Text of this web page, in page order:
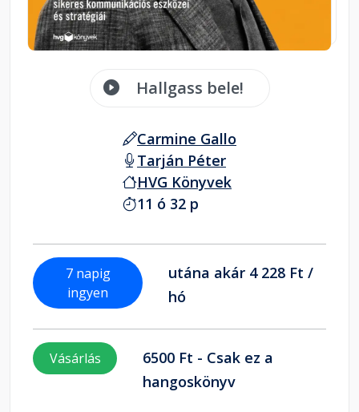
Hallgass bele!
Carmine Gallo
Tarján Péter
HVG Könyvek
11 ó 32 p
7 napig
ingyen
utána akár 4 228 Ft /
hó
Vásárlás
6500 Ft - Csak ez a
hangoskönyv